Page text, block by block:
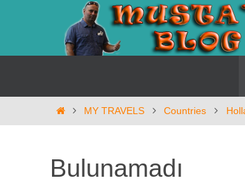
HomeMY TRAVELS Countries
Bulunamadı